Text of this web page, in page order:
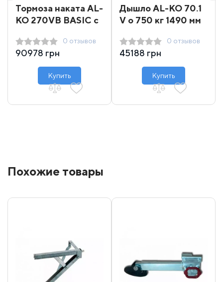
Тормоза наката AL-
KO 270VB BASIC с
высоте 1425-2700
кг 1950 мм
0 отзывов
90978 грн
Купить
Дышло AL-KO 70.1
V о 750 кг 1490 мм
0 отзывов
45188 грн
Купить
Похожие товары